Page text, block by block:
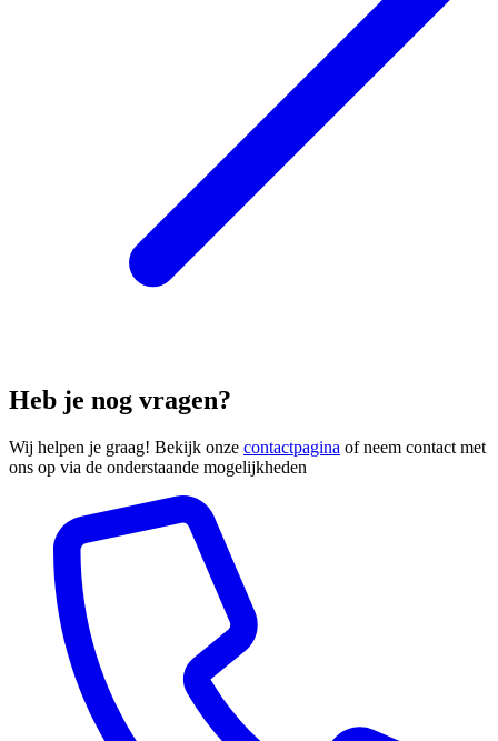
Heb je nog vragen?
Wij helpen je graag! Bekijk onze contactpagina of neem contact met
ons op via de onderstaande mogelijkheden